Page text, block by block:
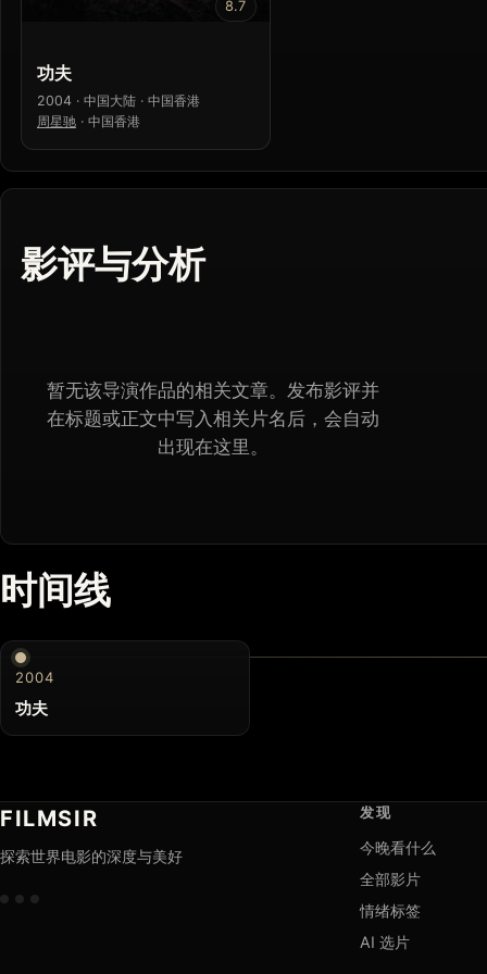
8.7
功夫
2004 · 中国大陆 · 中国香港
周星驰 · 中国香港
影评与分析
暂无该导演作品的相关文章。发布影评并
在标题或正文中写入相关片名后，会自动
出现在这里。
时间线
2004
功夫
FILMSIR
探索世界电影的深度与美好
发现
今晚看什么
全部影片
情绪标签
AI 选片